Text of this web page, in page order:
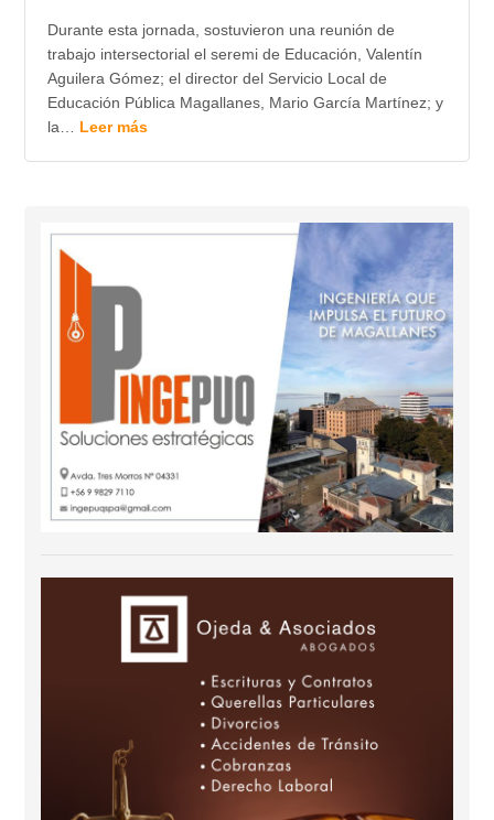
Durante esta jornada, sostuvieron una reunión de
trabajo intersectorial el seremi de Educación, Valentín
Aguilera Gómez; el director del Servicio Local de
Educación Pública Magallanes, Mario García Martínez; y
la… Leer más